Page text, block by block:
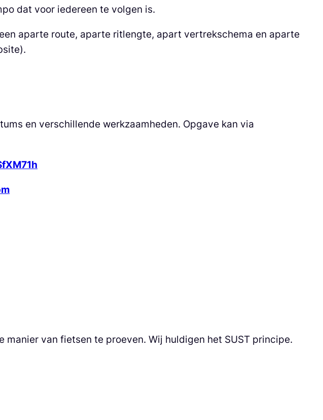
dat voor iedereen te volgen is.
aparte route, aparte ritlengte, apart vertrekschema en aparte
en verschillende werkzaamheden. Opgave kan via
van fietsen te proeven. Wij huldigen het SUST principe.